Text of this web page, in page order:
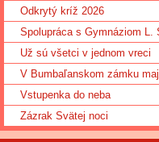
Odkrytý kríž 2026
Spolupráca s Gymnáziom L.
Už sú všetci v jednom vreci
V Bumbaľanskom zámku
Vstupenka do neba
Zázrak Svätej noci